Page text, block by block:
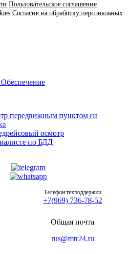
Пользовательское соглашение
Согласие на обработку персональных
передвижным пунктом на
осмотр
по БДД
Телефон техподдержки
+7(969) 736-78-52
Общая почта
rus@mtr24.ru